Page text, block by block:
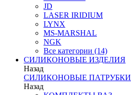
JD
LASER IRIDIUM
LYNX
MS-MARSHAL
NGK
Все категории (14)
СИЛИКОНОВЫЕ ИЗДЕЛИЯ
Назад
СИЛИКОНОВЫЕ ПАТРУБКИ
Назад